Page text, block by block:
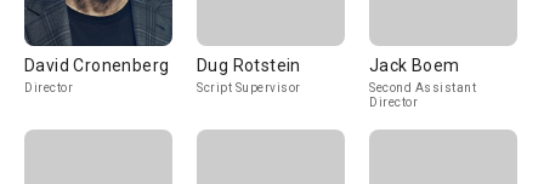
David Cronenberg
Director
Dug Rotstein
Script Supervisor
Jack Boem
Second Assistant
Director